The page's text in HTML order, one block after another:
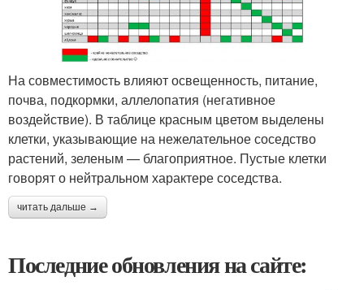
На совместимость влияют освещенность, питание,
почва, подкормки, аллелопатия (негативное
воздействие). В таблице красным цветом выделены
клетки, указывающие на нежелательное соседство
растений, зеленым — благоприятное. Пустые клетки
говорят о нейтральном характере соседства.
читать дальше →
Последние обновления на сайте: